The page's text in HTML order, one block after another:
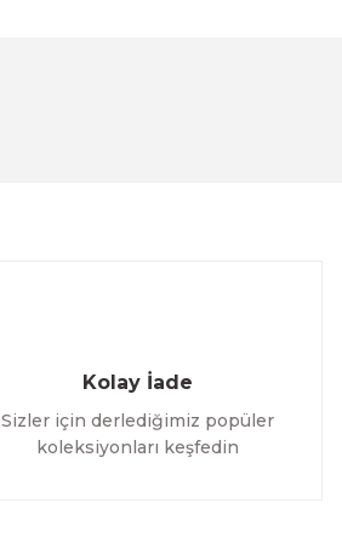
Kolay İade
Sizler için derlediğimiz popüler
koleksiyonları keşfedin